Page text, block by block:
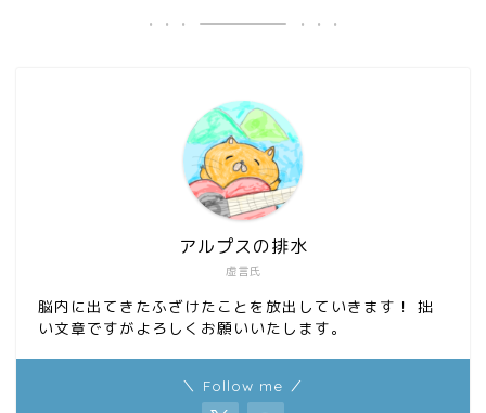
虚言氏
アルプスの排水
脳内に出てきたふざけたことを放出していきます！ 拙
い文章ですがよろしくお願いいたします。
＼ Follow me ／